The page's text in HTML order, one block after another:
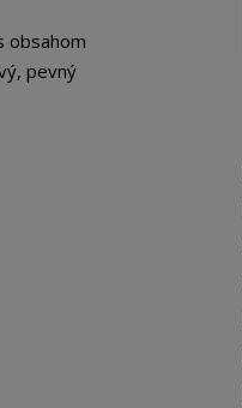
obsahom
pevný